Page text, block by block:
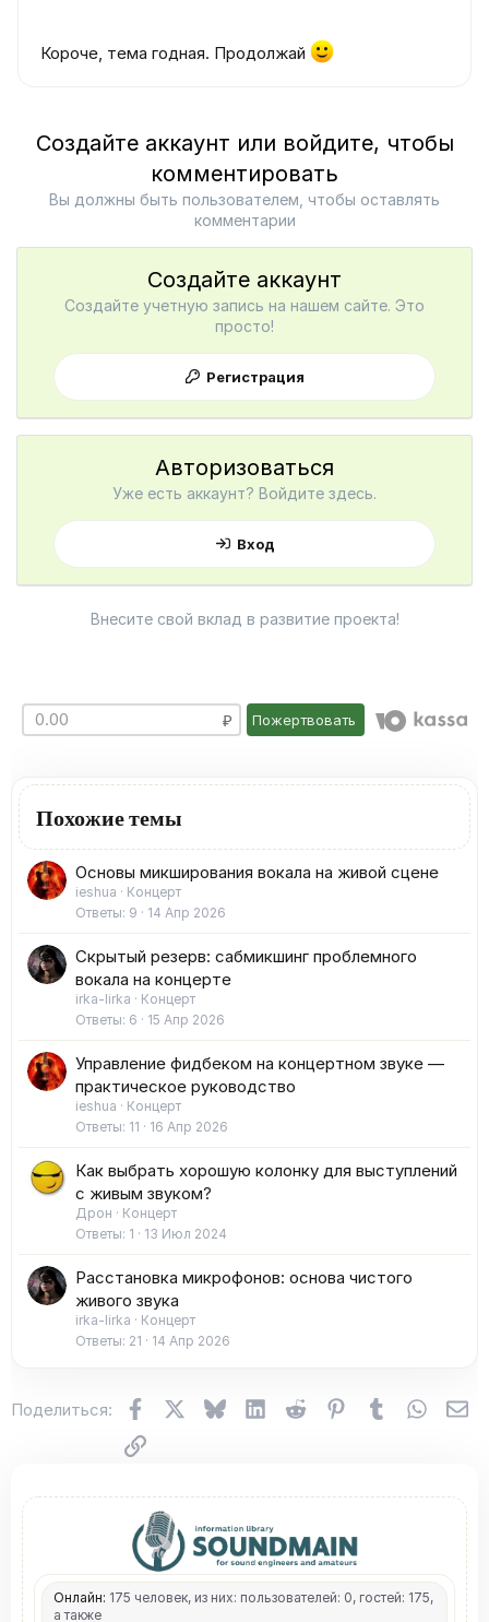
Короче, тема годная. Продолжай
Создайте аккаунт или войдите, чтобы
комментировать
Вы должны быть пользователем, чтобы оставлять
комментарии
Создайте аккаунт
Создайте учетную запись на нашем сайте. Это
просто!
Регистрация
Авторизоваться
Уже есть аккаунт? Войдите здесь.
Вход
Внесите свой вклад в развитие проекта!
Пожертвовать
Похожие темы
Основы микширования вокала на живой сцене
ieshua
Концерт
Ответы 9 14 Апр 2026
Скрытый резерв: сабмикшинг проблемного
вокала на концерте
irka-lirka
Концерт
Ответы 6 15 Апр 2026
Управление фидбеком на концертном звуке —
практическое руководство
ieshua
Концерт
Ответы 11 16 Апр 2026
Как выбрать хорошую колонку для выступлений
с живым звуком?
Дрон
Концерт
Ответы 1 13 Июл 2024
Расстановка микрофонов: основа чистого
живого звука
irka-lirka
Концерт
Ответы 21 14 Апр 2026
Поделиться: FacebookX (Twitter)
BlueskyLinkedInReddit Pinterest
Tumblr
Ссылка
Онлайн: 175 человек, из них: пользователей: 0, гостей: 175,
а также